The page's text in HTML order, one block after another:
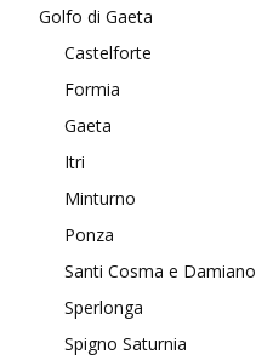
Golfo di Gaeta
Castelforte
Formia
Gaeta
Itri
Minturno
Ponza
Santi Cosma e Damiano
Sperlonga
Spigno Saturnia